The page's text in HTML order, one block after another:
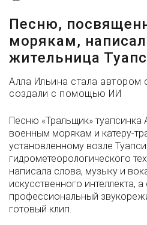
Песню,
морякам,
жительница
Алла Ильина стала автором
создали с помощью ИИ
Песню «Тральщик» туапсинка
военным морякам и катеру-
установленному возле
гидрометеорологического
написала слова, музыку и
искусственного интеллекта,
профессиональный
готовый клип.